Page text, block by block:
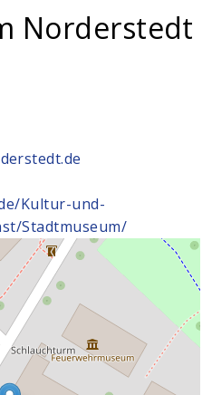
Norderstedt
Kultur-und-
Stadtmuseum/